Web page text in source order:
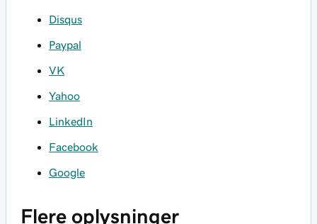
Disqus
Paypal
VK
Yahoo
LinkedIn
Facebook
Google
Flere oplysninger